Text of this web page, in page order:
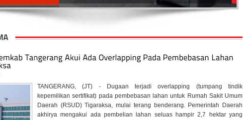
TANGERANG, (JT) - Dugaan terjadi overlapping (tumpang tindik
kepemilikan sertifikat) pada pembebasan lahan untuk Rumah Sakit Umum
Daerah (RSUD) Tigaraksa, mulai terang benderang. Pemerintah Daerah
akhirya mengakui ada pembelian lahan seluas hampir 2,7 hektar yang